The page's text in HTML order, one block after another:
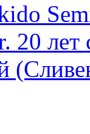
20 лет